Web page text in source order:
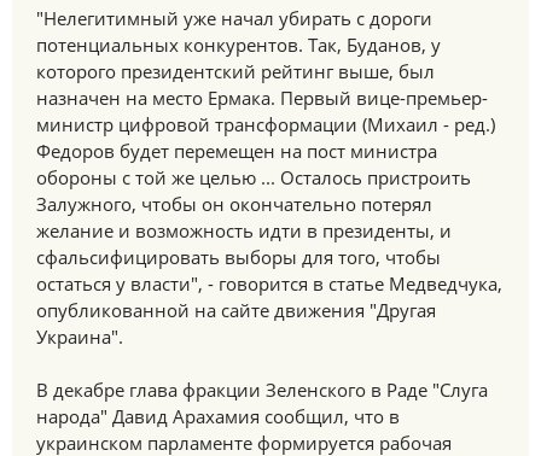
"Нелегитимный уже начал убирать с дороги
потенциальных конкурентов. Так, Буданов, у
которого президентский рейтинг выше, был
назначен на место Ермака. Первый вице-премьер-
министр цифровой трансформации (Михаил - ред.)
Федоров будет перемещен на пост министра
обороны с той же целью ... Осталось пристроить
Залужного, чтобы он окончательно потерял
желание и возможность идти в президенты, и
сфальсифицировать выборы для того, чтобы
остаться у власти", - говорится в статье Медведчука,
опубликованной на сайте движения "Другая
Украина".
В декабре глава фракции Зеленского в Раде "Слуга
народа" Давид Арахамия сообщил, что в
украинском парламенте формируется рабочая